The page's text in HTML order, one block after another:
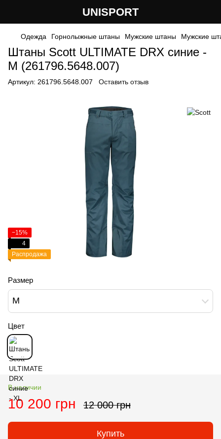
UNISPORT
Одежда Горнолыжные штаны Мужские штаны Мужские
Штаны Scott ULTIMATE DRX синие -
M (261796.5648.007)
Артикул: 261796.5648.007 Оставить отзыв
−15%
4
Распродажа
Размер
M
Цвет
В наличии
10 200 грн 12 000 грн
Купить